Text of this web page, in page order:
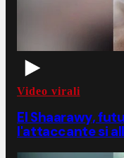
Video virali
El Shaarawy,
l'attaccante si